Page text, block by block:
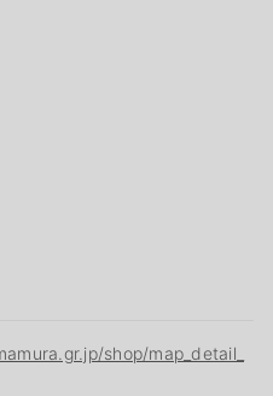
shop/map_detail_